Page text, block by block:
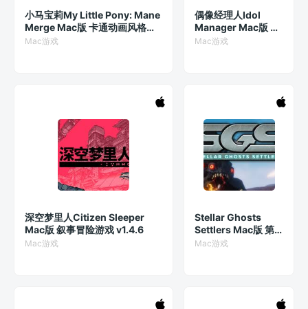
小马宝莉My Little Pony: Mane
Merge Mac版 卡通动画风格游
戏 v1.5.0(119)
Mac游戏
偶像经理人Idol
Manager Mac版 偶
像养成游戏 v1.0.6
Mac游戏
深空梦里人Citizen Sleeper
Mac版 叙事冒险游戏 v1.4.6
Mac游戏
Stellar Ghosts
Settlers Mac版 第
三人称射击游戏
Mac游戏